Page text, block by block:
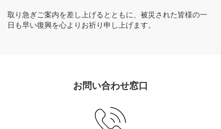
取り急ぎご案内を差し上げるとともに、被災された皆様の一
日も早い復興を心よりお祈り申し上げます。
お問い合わせ窓口